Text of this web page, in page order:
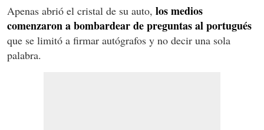
Apenas abrió el cristal de su auto, los medios
comenzaron a bombardear de preguntas al portugués
que se limitó a firmar autógrafos y no decir una sola
palabra.